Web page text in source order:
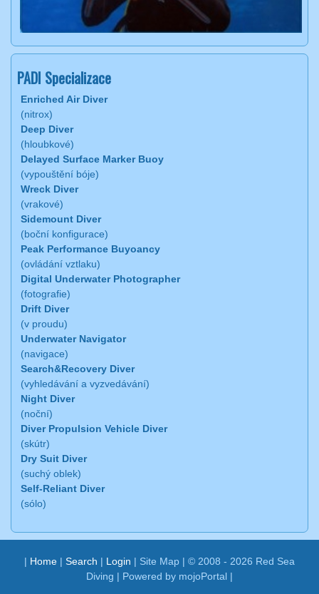
PADI Specializace
Enriched Air Diver
(nitrox)
Deep Diver
(hloubkové)
Delayed Surface Marker Buoy
(vypouštění bóje)
Wreck Diver
(vrakové)
Sidemount Diver
(boční konfigurace)
Peak Performance Buyoancy
(ovládání vztlaku)
Digital Underwater Photographer
(fotografie)
Drift Diver
(v proudu)
Underwater Navigator
(navigace)
Search&Recovery Diver
(vyhledávání a vyzvedávání)
Night Diver
(noční)
Diver Propulsion Vehicle Diver
(skútr)
Dry Suit Diver
(suchý oblek)
Self-Reliant Diver
(sólo)
| Home | Search | Login | Site Map | © 2008 - 2026 Red Sea
Diving | Powered by mojoPortal |